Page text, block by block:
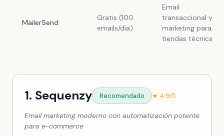
MailerSend
Gratis (100
emails/día)
Email
transaccional y
marketing para
tiendas técnicas
1. Sequenzy Recomendado ★ 4.9/5
Email marketing moderno con automatización potente
para e-commerce